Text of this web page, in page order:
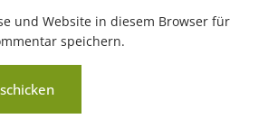
und Website in diesem Browser für
speichern.